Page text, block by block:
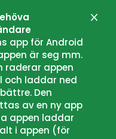
app för Android
är seg mm.
raderar appen
och laddar ned
Den
av en ny app
appen laddar
i appen (för